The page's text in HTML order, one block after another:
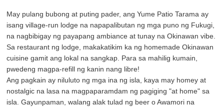
May pulang bubong at puting pader, ang Yume Patio Tarama ay
isang village-run lodge na napapalibutan ng mga puno ng Fukugi,
na nagbibigay ng payapang ambiance at tunay na Okinawan vibe.
Sa restaurant ng lodge, makakatikim ka ng homemade Okinawan
cuisine gamit ang lokal na sangkap. Para sa mahilig kumain,
pwedeng magpa-refill ng kanin nang libre!
Ang pagkain ay niluluto ng mga ina ng isla, kaya may homey at
nostalgic na lasa na magpaparamdam ng pagiging "at home" sa
isla. Gayunpaman, walang alak tulad ng beer o Awamori na